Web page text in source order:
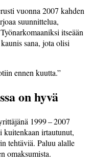
vuonna 2007 kahden
suunnittelua,
itseään
sana, jota olisi
ennen kuutta.”
on hyvä
1999 – 2007
kuitenkaan irtautunut,
tehtäviä. Paluu alalle
omaksumista.